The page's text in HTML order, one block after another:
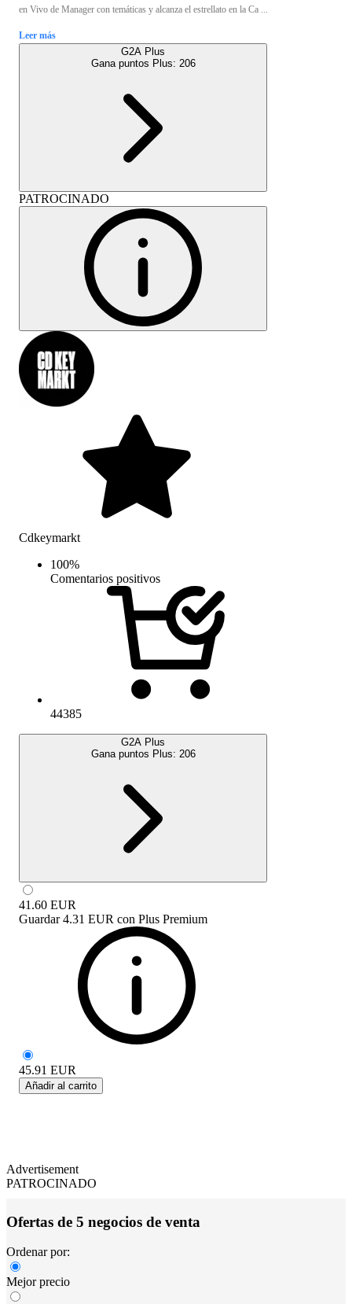
en Vivo de Manager con temáticas y alcanza el estrellato en la Ca ...
Leer más
G2A Plus
Gana puntos Plus: 206
PATROCINADO
Cdkeymarkt
100%
Comentarios positivos
44385
G2A Plus
Gana puntos Plus: 206
41.60 EUR
Guardar 4.31 EUR con Plus Premium
45.91 EUR
Añadir al carrito
Advertisement
PATROCINADO
Ofertas de 5 negocios de venta
Ordenar por:
Mejor precio